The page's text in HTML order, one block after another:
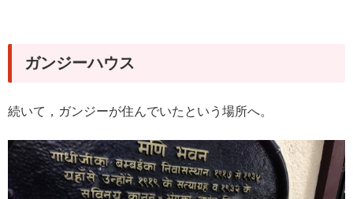
ガンジーハウス
続いて，ガンジーが住んでいたという場所へ。